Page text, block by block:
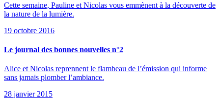
Cette semaine, Pauline et Nicolas vous emmènent à la découverte de
la nature de la lumière.
19 octobre 2016
Le journal des bonnes nouvelles n°2
Alice et Nicolas reprennent le flambeau de l’émission qui informe
sans jamais plomber l’ambiance.
28 janvier 2015